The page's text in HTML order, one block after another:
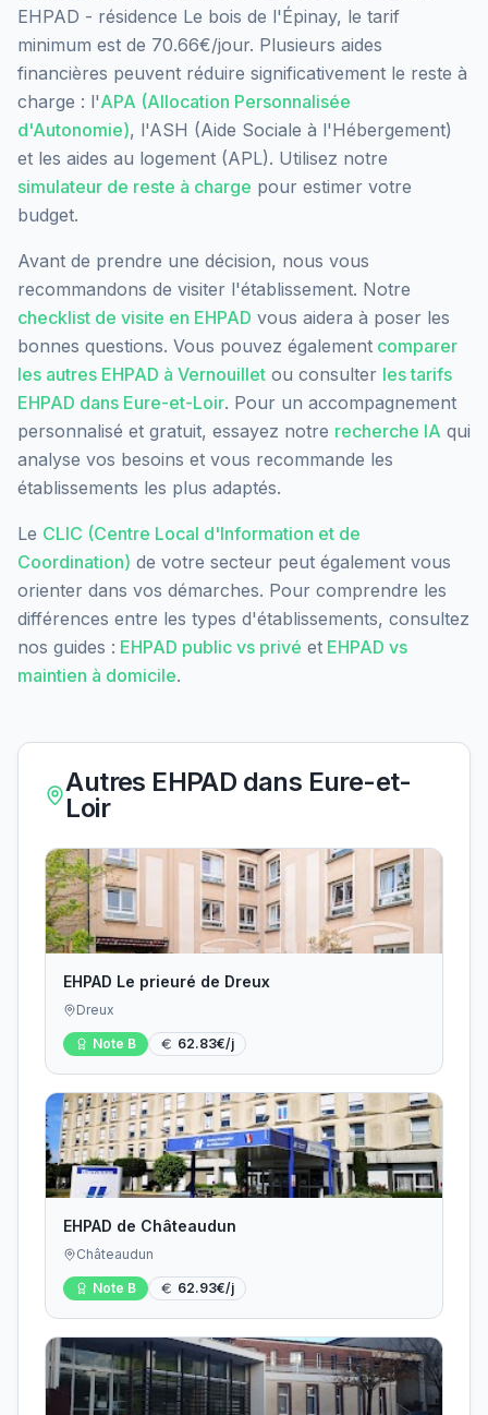
EHPAD - résidence Le bois de l'Épinay, le tarif
minimum est de 70.66€/jour. Plusieurs aides
financières peuvent réduire significativement le reste à
charge : l'APA (Allocation Personnalisée
d'Autonomie), l'ASH (Aide Sociale à l'Hébergement)
et les aides au logement (APL). Utilisez notre
simulateur de reste à charge pour estimer votre
budget.
Avant de prendre une décision, nous vous
recommandons de visiter l'établissement. Notre
checklist de visite en EHPAD vous aidera à poser les
bonnes questions. Vous pouvez également comparer
les autres EHPAD à Vernouillet ou consulter les tarifs
EHPAD dans Eure-et-Loir. Pour un accompagnement
personnalisé et gratuit, essayez notre recherche IA qui
analyse vos besoins et vous recommande les
établissements les plus adaptés.
Le CLIC (Centre Local d'Information et de
Coordination) de votre secteur peut également vous
orienter dans vos démarches. Pour comprendre les
différences entre les types d'établissements, consultez
nos guides : EHPAD public vs privé et EHPAD vs
maintien à domicile.
Autres EHPAD dans Eure-et-
Loir
EHPAD Le prieuré de Dreux
Dreux
Note B 62.83€/j
EHPAD de Châteaudun
Châteaudun
Note B 62.93€/j